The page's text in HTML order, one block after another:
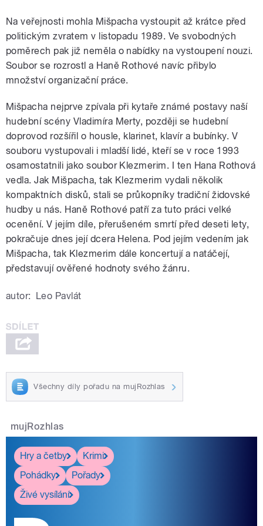
Na veřejnosti mohla Mišpacha vystoupit až krátce před
politickým zvratem v listopadu 1989. Ve svobodných
poměrech pak již neměla o nabídky na vystoupení nouzi.
Soubor se rozrostl a Haně Rothové navíc přibylo
množství organizační práce.
Mišpacha nejprve zpívala při kytaře známé postavy naší
hudební scény Vladimíra Merty, později se hudební
doprovod rozšířil o housle, klarinet, klavír a bubínky. V
souboru vystupovali i mladší lidé, kteří se v roce 1993
osamostatnili jako soubor Klezmerim. I ten Hana Rothová
vedla. Jak Mišpacha, tak Klezmerim vydali několik
kompaktních disků, stali se průkopníky tradiční židovské
hudby u nás. Haně Rothové patří za tuto práci velké
ocenění. V jejím díle, přerušeném smrtí před deseti lety,
pokračuje dnes její dcera Helena. Pod jejím vedením jak
Mišpacha, tak Klezmerim dále koncertují a natáčejí,
představují ověřené hodnoty svého žánru.
autor: Leo Pavlát
Všechny díly pořadu na mujRozhlas
mujRozhlas
Hry a četby
Krimi
Pohádky
Pořady
Živé vysílání